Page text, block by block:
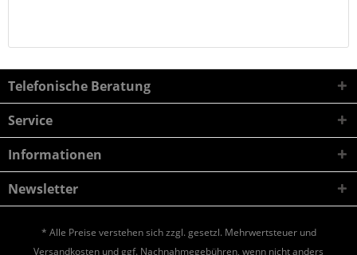
Telefonische Beratung
Service
Informationen
Newsletter
* Alle Preise verstehen sich zzgl. gesetzl. Mehrwertsteuer und
Versandkosten und ggf. Nachnahmegebühren, wenn nicht anders